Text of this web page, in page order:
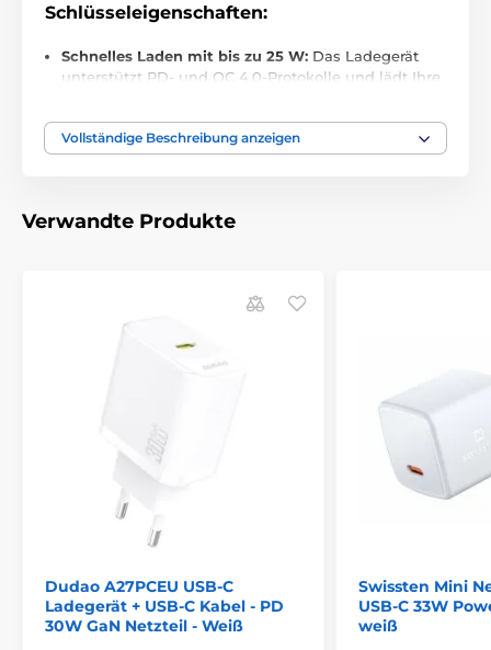
Schlüsseleigenschaften:
Schnelles Laden mit bis zu 25 W: Das Ladegerät
unterstützt PD- und QC 4.0-Protokolle und lädt Ihre
USB-C-Kompatibilität:
Geeignet für Geräte mit USB-
C-Anschluss, der maximale Stabilität und
mit Fokus auf Sicherheit und Komfort designed und
Effizienz von >86,3 % mit niedriger Leerlaufleistung
(<0,1 W), was zu umweltfreundlichem Betrieb
Eingangsspannung:
180-240 V~ AC, 50-60Hz, 0,5A
Ausgangsleistung:
Durchschnittlich >86,3 %, bei niedriger
Anschluss: USB-C
Vollständige Beschreibung anzeigen
Verwandte Produkte
Dudao A27PCEU USB-C
Ladegerät + USB-C Kabel - PD
30W GaN Netzteil - Weiß
Swissten Mini
USB-C 33W
weiß